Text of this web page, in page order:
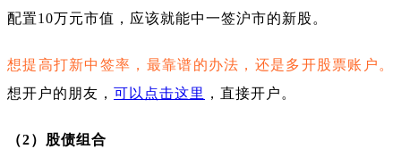
配置10万元市值，应该就能中一签沪市的新股。
想提高打新中签率，最靠谱的办法，还是多开股票账户。
想开户的朋友， 可以点击这里 ，直接开户。
（2）股债组合